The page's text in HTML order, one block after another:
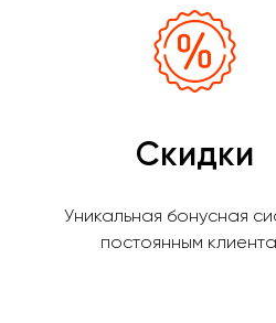
Скидки
Уникальная бонусная
постоянным